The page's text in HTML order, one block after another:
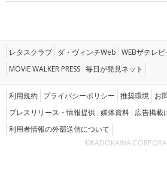
レタスクラブ ダ・ヴィンチWeb WEBザテレ
MOVIE WALKER PRESS 毎日が発見ネット
利用規約 プライバシーポリシー 推奨環境 お
プレスリリース・情報提供 媒体資料 広告掲載
利用者情報の外部送信について
©KADOKAWA